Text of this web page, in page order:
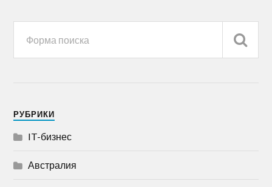
РУБРИКИ
IT-бизнес
Австралия